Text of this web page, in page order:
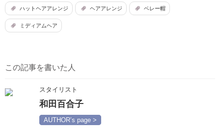
ハットヘアアレンジ ヘアアレンジ ベレー帽
ミディアムヘア
この記事を書いた人
スタイリスト
和田百合子
AUTHOR’s page >